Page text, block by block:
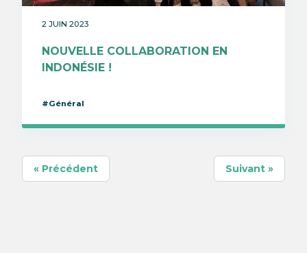
2 JUIN 2023
NOUVELLE COLLABORATION EN
INDONÉSIE !
#Général
« Précédent Suivant »